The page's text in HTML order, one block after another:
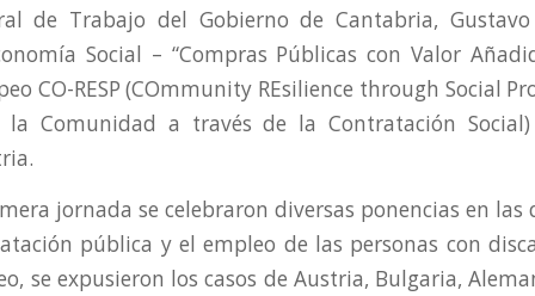
de Trabajo del Gobierno de Cantabria,
Social – “Compras Públicas con Valor
CO-RESP (COmmunity REsilience through Social
la Comunidad a través de la Contratación
jornada se celebraron diversas ponencias en las
pública y el empleo de las personas con
se expusieron los casos de Austria, Bulgaria,